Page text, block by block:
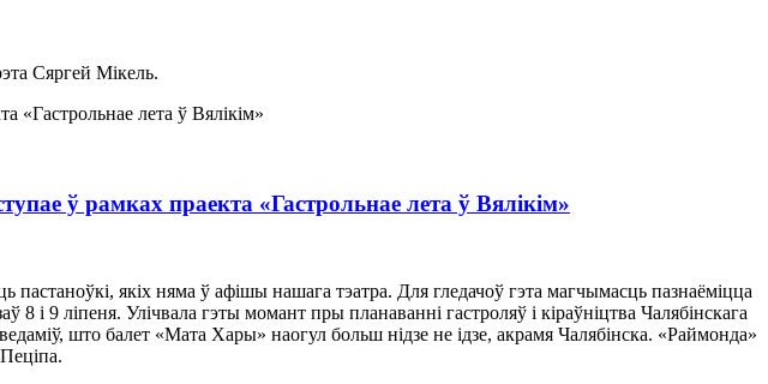
Сяргей Мікель.
ў рамках праекта «Гастрольнае лета ў Вялікім»
якіх няма ў афішы нашага тэатра. Для гледачоў гэта магчымасць пазнаёміцца
і 9 ліпеня. Улічвала гэты момант пры планаванні гастроляў і кіраўніцтва Чалябінскага
што балет «Мата Хары» наогул больш нідзе не ідзе, акрамя Чалябінска. «Раймонда»